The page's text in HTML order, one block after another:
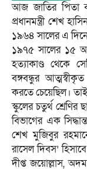
আজ জাতির পিতা
প্রধানমন্ত্রী শেখ
১৯৬৪ সালের এ দিনে
১৯৭৫ সালের ১৫
হত্যাকাণ্ড থেকে
বঙ্গবন্ধুর
করতে চেয়েছিল।
স্কুলের চতুর্থ শ্রেণির
বিভাগের এক
শেখ মুজিবুর
রাসেল দিবস’
দীপ্ত জয়োল্লাস,